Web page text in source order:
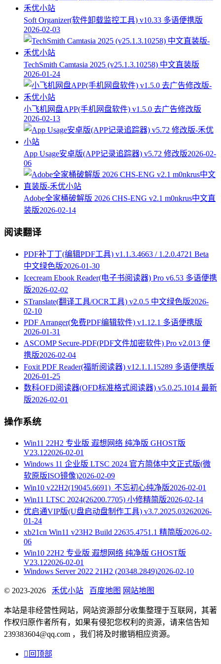
Soft Organizer(软件卸载监控工具) v10.33 多语便携版
2026-02-03
TechSmith Camtasia 2025 (v25.1.3.10258) 中文直装版
2026-01-24
小飞机网盘APP(手机网盘软件) v1.5.0 去广告修改版
2026-02-13
App Usage安卓版(APP记录追踪器) v5.72 修改版2026-02-
06
Adobe全家桶破解版 2026 CHS-ENG v2.1 m0nkrus中文直
装版2026-02-14
阅读翻译
PDF补丁丁(编辑PDF工具) v1.1.3.4663 / 1.2.0.4721 Beta
中文绿色版2026-01-30
Icecream Ebook Reader(电子书阅读器) Pro v6.53 多语便携
版2026-02-02
STranslate(翻译工具/OCR工具) v2.0.5 中文绿色版2026-
02-10
PDF Arranger(免费PDF编辑软件) v1.12.1 多语便携版
2026-01-31
ASCOMP Secure-PDF(PDF文件加密软件) Pro v2.013 便
携版2026-02-04
Foxit PDF Reader(福昕阅读器) v12.1.1.15289 多语便携版
2026-01-25
数科OFD阅读器(OFD标准格式阅读器) v5.0.25.1014 最新
版2026-02-01
操作系统
Win11 22H2 专业版 遐想网络 纯净版 GHOST版
V23.122026-02-01
Windows 11 企业版 LTSC 2024 官方简体中文正式版(微
软原版ISO镜像)2026-02-09
Win10 v22H2(19045.6691)_不忘初心纯净版2026-02-01
Win11 LTSC 2024(26200.7705) 小修精简版2026-02-14
优启通VIP版(U盘启动盘制作工具) v3.7.2025.03262026-
01-24
xb21cn Win11 v23H2 Build 22635.4751.1 精简版2026-02-
06
Win10 22H2 专业版 遐想网络 纯净版 GHOST版
V23.122026-02-01
Windows Server 2022 21H2 (20348.2849)2026-02-10
© 2023-2026 禾优小站 百度地图 网站地图
本站是非经营性网站，网站资源部分收集整理于互联网，其著
作权归原作者所有，如果有侵犯您权利的资源，请来信告知
239383604@qq.com ，我们将及时撤销相应资源。
 回顶部